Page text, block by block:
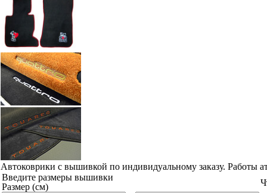
Автоковрики с вышивкой по индивидуальному заказу. Работы
Введите размеры вышивки
Размер (см)